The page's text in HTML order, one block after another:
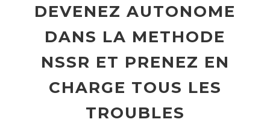
DEVENEZ AUTONOME
DANS LA METHODE
NSSR ET PRENEZ EN
CHARGE TOUS LES
TROUBLES